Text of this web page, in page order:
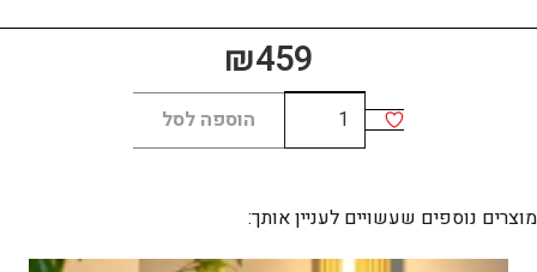
₪459
כמות
של
BAR
הוספה לסל
מוצרים נוספים שעשויים לעניין אותך: